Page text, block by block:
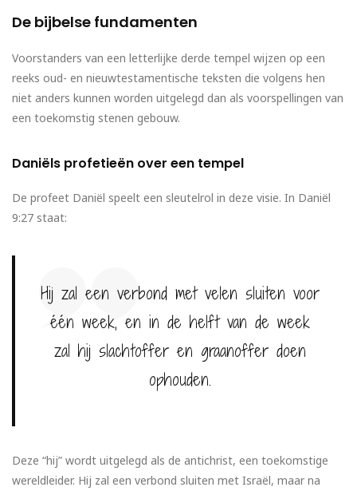
De bijbelse fundamenten
Voorstanders van een letterlijke derde tempel wijzen op een
reeks oud- en nieuwtestamentische teksten die volgens hen
niet anders kunnen worden uitgelegd dan als voorspellingen van
een toekomstig stenen gebouw.
Daniëls profetieën over een tempel
De profeet Daniël speelt een sleutelrol in deze visie. In Daniël
9:27 staat:
Hij zal een verbond met velen sluiten voor
één week, en in de helft van de week
zal hij slachtoffer en graanoffer doen
ophouden.
Deze “hij” wordt uitgelegd als de antichrist, een toekomstige
wereldleider. Hij zal een verbond sluiten met Israël, maar na